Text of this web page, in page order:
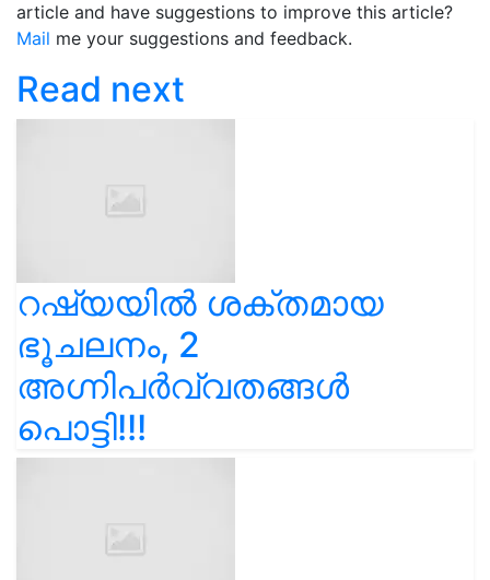
article and have suggestions to improve this article?
Mail me your suggestions and feedback.
Read next
റഷ്യയിൽ ശക്തമായ
ഭൂചലനം, 2
അഗ്നിപർവ്വതങ്ങൾ
പൊട്ടി!!!